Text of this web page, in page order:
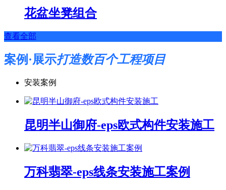
花盆坐凳组合
查看全部
案例·展示打造数百个工程项目
安装案例
昆明半山御府-eps欧式构件安装施工
万科翡翠-eps线条安装施工案例